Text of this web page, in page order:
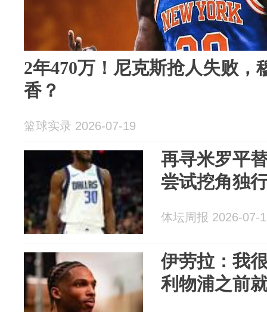
2年470万！尼克斯抢人失败，
香？
篮球实录 2026-07-19
再寻米罗平
尝试挖角独
体坛周报 2026-07-
伊劳拉：我
利物浦之前